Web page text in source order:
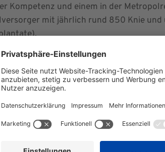
Kompetenz und einem in der
mit jährlich rund 850 Knie und
laden wir Sie ein zu einer
die die Erler-Klinik prägen und
von „ihrem“ Krankenhaus.
in Erinnerungen, bleiben Sie neugierig